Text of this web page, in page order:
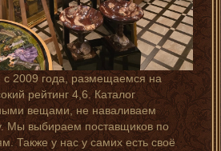
2009 года, размещаемся на
рейтинг 4,6. Каталог
вещами, не наваливаем
Мы выбираем поставщиков по
Также у нас у самих есть своё